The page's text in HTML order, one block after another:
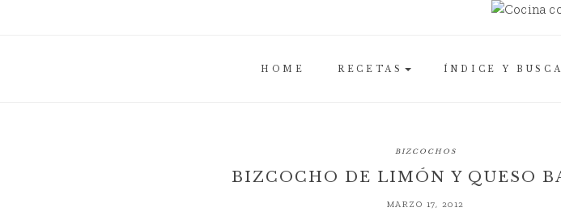
HOME RECETAS ÍNDICE Y
BIZCOCHOS
BIZCOCHO DE LIMÓN Y QUESO
MARZO 17, 2012